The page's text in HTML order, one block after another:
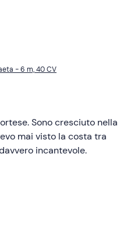
- 6 m, 40 CV
Sono cresciuto nella
mai visto la costa tra
incantevole.